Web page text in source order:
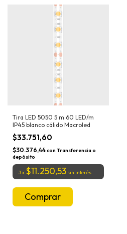
Tira LED 5050 5 m 60 LED/m
IP45 blanco cálido Macroled
$33.751,60
$30.376,44con Transferencia o
depósito
3x $11.250,53 sin interés